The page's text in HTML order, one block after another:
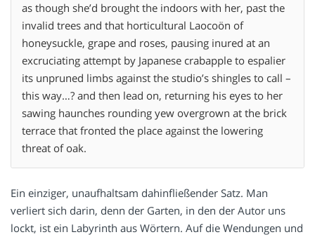
as though she’d brought the indoors with her, past the
invalid trees and that horticultural Laocoön of
honeysuckle, grape and roses, pausing inured at an
excruciating attempt by Japanese crabapple to espalier
its unpruned limbs against the studio’s shingles to call –
this way…? and then lead on, returning his eyes to her
sawing haunches rounding yew overgrown at the brick
terrace that fronted the place against the lowering
threat of oak.
Ein einziger, unaufhaltsam dahinfließender Satz. Man
verliert sich darin, denn der Garten, in den der Autor uns
lockt, ist ein Labyrinth aus Wörtern. Auf die Wendungen und